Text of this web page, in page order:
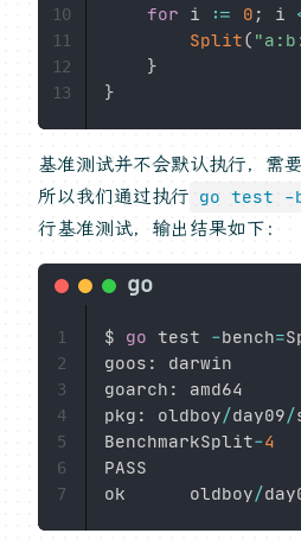
for i := 0 ; i
Split(
}
}
10
11
12
13
基准测试并不会默认执行，需
所以我们通过执行 go test -
行基准测试，输出结果如下：
$ go test -bench=
goos :
darwin
goarch :
amd64
pkg : oldboy/day09/
BenchmarkSplit-4
PASS
ok      oldboy/
1
2
3
4
5
6
7